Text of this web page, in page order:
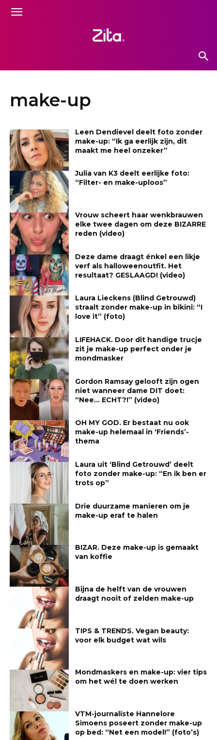
make-up
Leen Dendievel deelt foto zonder
make-up: “Ik ga eerlijk zijn, dit
maakt me heel onzeker”
Julia van K3 deelt eerlijke foto:
“Filter- en make-uploos”
Vrouw scheert haar wenkbrauwen
elke twee dagen om deze BIZARRE
reden (video)
Deze dame draagt énkel een likje
verf als halloweenoutfit. Het
resultaat? GESLAAGD! (video)
Laura Lieckens (Blind Getrouwd)
straalt zonder make-up in bikini: “I
love it” (foto)
LIFEHACK. Door dit handige trucje
zit je make-up perfect onder je
mondmasker
Gordon Ramsay gelooft zijn ogen
niet wanneer dame DIT doet:
“Nee… ECHT?!” (video)
OH MY GOD. Er bestaat nu ook
make-up helemaal in ‘Friends’-
thema
Laura uit ‘Blind Getrouwd’ deelt
foto zonder make-up: “En ik ben er
trots op”
Drie duurzame manieren om je
make-up eraf te halen
BIZAR. Deze make-up is gemaakt
van koffie
Bijna de helft van de vrouwen
draagt nooit of zelden make-up
TIPS & TRENDS. Vegan beauty:
voor elk budget wat wils
Mondmaskers en make-up: vier tips
om het wél te doen werken
VTM-journaliste Hannelore
Simoens poseert zonder make-up
op bed: “Net een model!” (foto’s)